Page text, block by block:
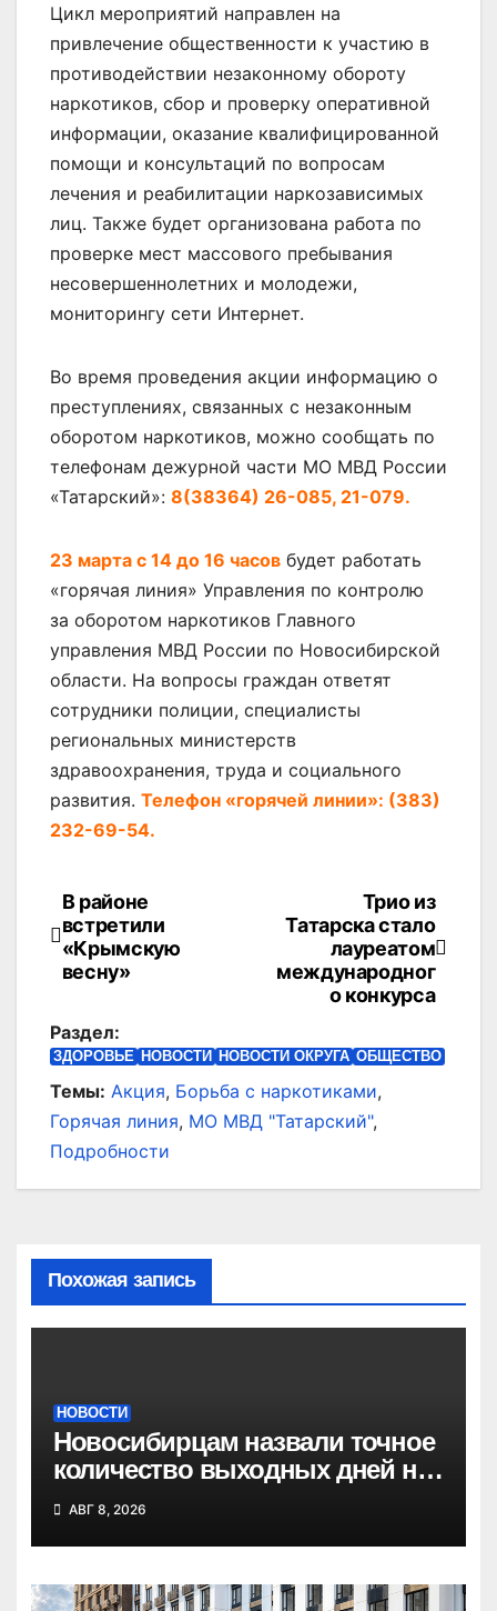
Цикл мероприятий направлен на
привлечение общественности к участию в
противодействии незаконному обороту
наркотиков, сбор и проверку оперативной
информации, оказание квалифицированной
помощи и консультаций по вопросам
лечения и реабилитации наркозависимых
лиц. Также будет организована работа по
проверке мест массового пребывания
несовершеннолетних и молодежи,
мониторингу сети Интернет.
Во время проведения акции информацию о
преступлениях, связанных с незаконным
оборотом наркотиков, можно сообщать по
телефонам дежурной части МО МВД России
«Татарский»: 8(38364) 26-085, 21-079.
23 марта с 14 до 16 часов будет работать
«горячая линия» Управления по контролю
за оборотом наркотиков Главного
управления МВД России по Новосибирской
области. На вопросы граждан ответят
сотрудники полиции, специалисты
региональных министерств
здравоохранения, труда и социального
развития. Телефон «горячей линии»: (383)
232-69-54.
Навигация
по
Трио из
Татарска стало
лауреатом
международног
о конкурса
В районе
встретили
«Крымскую
весну»
Раздел:
ЗДОРОВЬЕ НОВОСТИ НОВОСТИ ОКРУГА ОБЩЕСТВО
Темы: Акция, Борьба с наркотиками,
Горячая линия, МО МВД "Татарский",
Подробности
Похожая запись
НОВОСТИ
Новосибирцам назвали точное
количество выходных дней на
праздники в 2027 году
АВГ 8, 2026